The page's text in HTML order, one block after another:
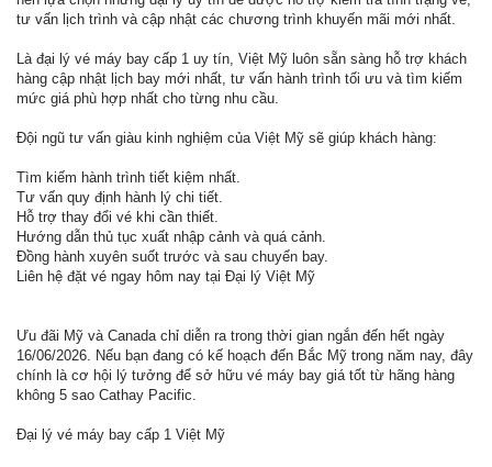
tư vấn lịch trình và cập nhật các chương trình khuyến mãi mới nhất.
Là đại lý vé máy bay cấp 1 uy tín, Việt Mỹ luôn sẵn sàng hỗ trợ khách
hàng cập nhật lịch bay mới nhất, tư vấn hành trình tối ưu và tìm kiếm
mức giá phù hợp nhất cho từng nhu cầu.
Đội ngũ tư vấn giàu kinh nghiệm của Việt Mỹ sẽ giúp khách hàng:
Tìm kiếm hành trình tiết kiệm nhất.
Tư vấn quy định hành lý chi tiết.
Hỗ trợ thay đổi vé khi cần thiết.
Hướng dẫn thủ tục xuất nhập cảnh và quá cảnh.
Đồng hành xuyên suốt trước và sau chuyến bay.
Liên hệ đặt vé ngay hôm nay tại Đại lý Việt Mỹ
Ưu đãi Mỹ và Canada chỉ diễn ra trong thời gian ngắn đến hết ngày
16/06/2026. Nếu bạn đang có kế hoạch đến Bắc Mỹ trong năm nay, đây
chính là cơ hội lý tưởng để sở hữu vé máy bay giá tốt từ hãng hàng
không 5 sao Cathay Pacific.
Đại lý vé máy bay cấp 1 Việt Mỹ